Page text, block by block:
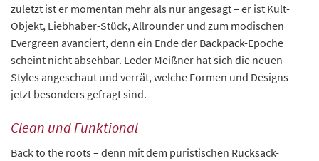
zuletzt ist er momentan mehr als nur angesagt – er ist Kult-
Objekt, Liebhaber-Stück, Allrounder und zum modischen
Evergreen avanciert, denn ein Ende der Backpack-Epoche
scheint nicht absehbar. Leder Meißner hat sich die neuen
Styles angeschaut und verrät, welche Formen und Designs
jetzt besonders gefragt sind.
Clean und Funktional
Back to the roots – denn mit dem puristischen Rucksack-